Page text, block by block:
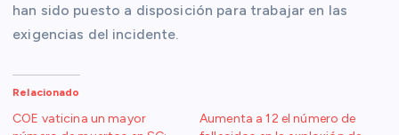
han sido puesto a disposición para trabajar en las
exigencias del incidente.
Relacionado
COE vaticina un mayor
Aumenta a 12 el número de